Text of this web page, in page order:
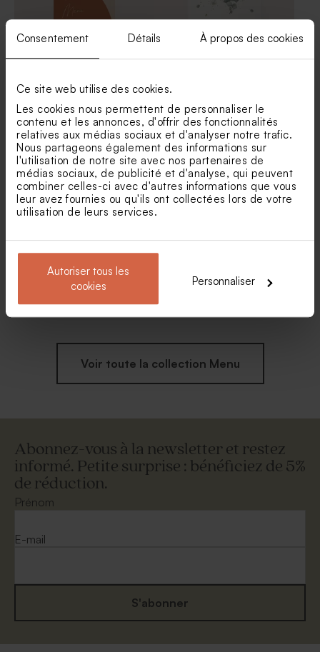
Consentement Détails À propos des cookies
Ce site web utilise des cookies.
Les cookies nous permettent de personnaliser le
contenu et les annonces, d'offrir des fonctionnalités
relatives aux médias sociaux et d'analyser notre trafic.
Nous partageons également des informations sur
l'utilisation de notre site avec nos partenaires de
médias sociaux, de publicité et d'analyse, qui peuvent
combiner celles-ci avec d'autres informations que vous
leur avez fournies ou qu'ils ont collectées lors de votre
utilisation de leurs services.
Autoriser tous les
cookies
Personnaliser
Dragées mariage marbré or
amande 1 kg (± 300 ex)
Dragées mariage marbées or
et blanc
Carte menu mariage
terracotta graphique
Menu mariage fleurs
eucalyptus et dorure
dorure
florale dorée
Voir toute la collection Menu
Abonnez-vous à la newsletter et restez
informé. Petite surprise : bénéficiez de 5%
de réduction.
Prénom
E-mail
S'abonner